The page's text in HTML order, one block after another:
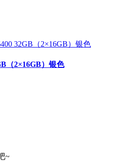
（2×16GB）银色
~